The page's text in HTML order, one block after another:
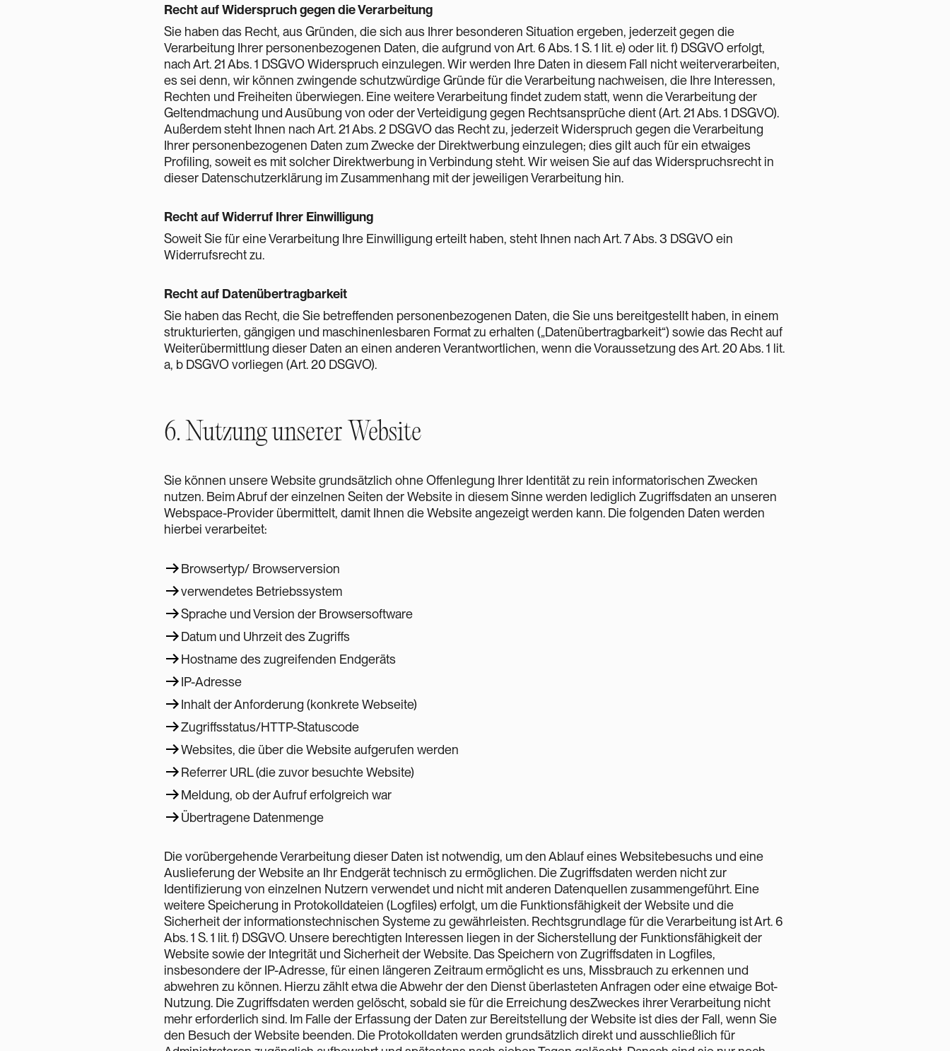
Recht auf Widerspruch gegen die Verarbeitung
Sie haben das Recht, aus Gründen, die sich aus Ihrer besonderen Situation ergeben, jederzeit gegen die
Verarbeitung Ihrer personenbezogenen Daten, die aufgrund von Art. 6 Abs. 1 S. 1 lit. e) oder lit. f) DSGVO erfolgt,
nach Art. 21 Abs. 1 DSGVO Widerspruch einzulegen. Wir werden Ihre Daten in diesem Fall nicht weiterverarbeiten,
es sei denn, wir können zwingende schutzwürdige Gründe für die Verarbeitung nachweisen, die Ihre Interessen,
Rechten und Freiheiten überwiegen. Eine weitere Verarbeitung findet zudem statt, wenn die Verarbeitung der
Geltendmachung und Ausübung von oder der Verteidigung gegen Rechtsansprüche dient (Art. 21 Abs. 1 DSGVO).
Außerdem steht Ihnen nach Art. 21 Abs. 2 DSGVO das Recht zu, jederzeit Widerspruch gegen die Verarbeitung
Ihrer personenbezogenen Daten zum Zwecke der Direktwerbung einzulegen; dies gilt auch für ein etwaiges
Profiling, soweit es mit solcher Direktwerbung in Verbindung steht. Wir weisen Sie auf das Widerspruchsrecht in
dieser Datenschutzerklärung im Zusammenhang mit der jeweiligen Verarbeitung hin.
Recht auf Widerruf Ihrer Einwilligung
Soweit Sie für eine Verarbeitung Ihre Einwilligung erteilt haben, steht Ihnen nach Art. 7 Abs. 3 DSGVO ein
Widerrufsrecht zu.
Recht auf Datenübertragbarkeit
Sie haben das Recht, die Sie betreffenden personenbezogenen Daten, die Sie uns bereitgestellt haben, in einem
strukturierten, gängigen und maschinenlesbaren Format zu erhalten („Datenübertragbarkeit“) sowie das Recht auf
Weiterübermittlung dieser Daten an einen anderen Verantwortlichen, wenn die Voraussetzung des Art. 20 Abs. 1 lit.
a, b DSGVO vorliegen (Art. 20 DSGVO).
6. Nutzung unserer Website
Sie können unsere Website grundsätzlich ohne Offenlegung Ihrer Identität zu rein informatorischen Zwecken
nutzen. Beim Abruf der einzelnen Seiten der Website in diesem Sinne werden lediglich Zugriffsdaten an unseren
Webspace-Provider übermittelt, damit Ihnen die Website angezeigt werden kann. Die folgenden Daten werden
hierbei verarbeitet:
Browsertyp/ Browserversion
verwendetes Betriebssystem
Sprache und Version der Browsersoftware
Datum und Uhrzeit des Zugriffs
Hostname des zugreifenden Endgeräts
IP-Adresse
Inhalt der Anforderung (konkrete Webseite)
Zugriffsstatus/HTTP-Statuscode
Websites, die über die Website aufgerufen werden
Referrer URL (die zuvor besuchte Website)
Meldung, ob der Aufruf erfolgreich war
Übertragene Datenmenge
Die vorübergehende Verarbeitung dieser Daten ist notwendig, um den Ablauf eines Websitebesuchs und eine
Auslieferung der Website an Ihr Endgerät technisch zu ermöglichen. Die Zugriffsdaten werden nicht zur
Identifizierung von einzelnen Nutzern verwendet und nicht mit anderen Datenquellen zusammengeführt. Eine
weitere Speicherung in Protokolldateien (Logfiles) erfolgt, um die Funktionsfähigkeit der Website und die
Sicherheit der informationstechnischen Systeme zu gewährleisten. Rechtsgrundlage für die Verarbeitung ist Art. 6
Abs. 1 S. 1 lit. f) DSGVO. Unsere berechtigten Interessen liegen in der Sicherstellung der Funktionsfähigkeit der
Website sowie der Integrität und Sicherheit der Website. Das Speichern von Zugriffsdaten in Logfiles,
insbesondere der IP-Adresse, für einen längeren Zeitraum ermöglicht es uns, Missbrauch zu erkennen und
abwehren zu können. Hierzu zählt etwa die Abwehr der den Dienst überlasteten Anfragen oder eine etwaige Bot-
Nutzung. Die Zugriffsdaten werden gelöscht, sobald sie für die Erreichung desZweckes ihrer Verarbeitung nicht
mehr erforderlich sind. Im Falle der Erfassung der Daten zur Bereitstellung der Website ist dies der Fall, wenn Sie
den Besuch der Website beenden. Die Protokolldaten werden grundsätzlich direkt und ausschließlich für